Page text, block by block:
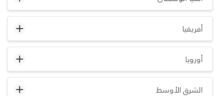
أفريقيا
أوروبا
الشرق الأوسط